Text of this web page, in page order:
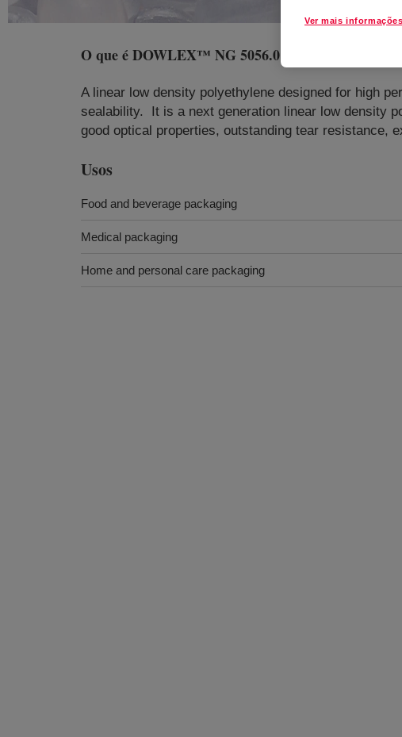
O que éDOWLEX™ NG 5056.01G Polyethylene
A linear low density polyethylene designed for high
sealability. It is a next generation linear low density
good optical properties, outstanding tear resistance,
Usos
Food and beverage packaging
Medical packaging
Home and personal care packaging
Ver mais informações